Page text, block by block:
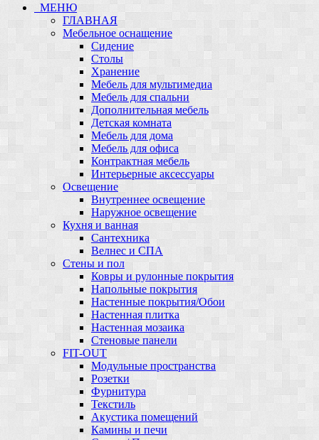
МЕНЮ
ГЛАВНАЯ
Мебельное оснащение
Сидение
Столы
Хранение
Мебель для мультимедиа
Мебель для спальни
Дополнительная мебель
Детская комната
Мебель для дома
Мебель для офиса
Контрактная мебель
Интерьерные аксессуары
Освещение
Внутреннее освещение
Наружное освещение
Кухня и ванная
Сантехника
Велнес и СПА
Стены и пол
Ковры и рулонные покрытия
Напольные покрытия
Настенные покрытия/Обои
Настенная плитка
Настенная мозаика
Стеновые панели
FIT-OUT
Модульные пространства
Розетки
Фурнитура
Текстиль
Акустика помещений
Камины и печи